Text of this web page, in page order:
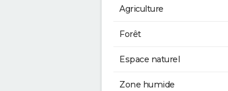
Agriculture
Forêt
Espace naturel
Zone humide